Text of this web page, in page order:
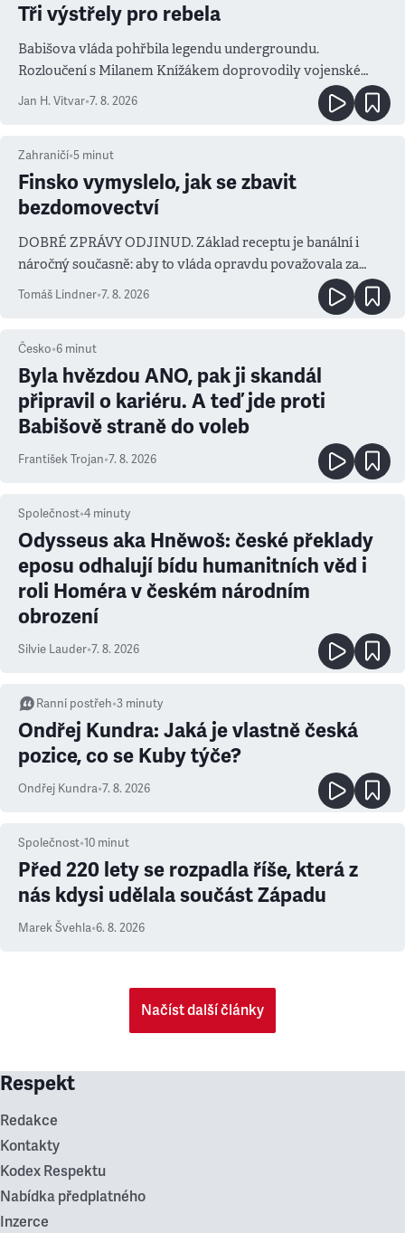
Tři výstřely pro rebela
Babišova vláda pohřbila legendu undergroundu.
Rozloučení s Milanem Knížákem doprovodily vojenské
salvy i kritika pokrokářů
Jan H. Vitvar•7. 8. 2026
Zahraničí•5 minut
Finsko vymyslelo, jak se zbavit
bezdomovectví
DOBRÉ ZPRÁVY ODJINUD. Základ receptu je banální i
náročný současně: aby to vláda opravdu považovala za
prioritu
Tomáš Lindner•7. 8. 2026
Česko•6 minut
Byla hvězdou ANO, pak ji skandál
připravil o kariéru. A teď jde proti
Babišově straně do voleb
František Trojan•7. 8. 2026
Společnost•4 minuty
Odysseus aka Hněwoš: české překlady
eposu odhalují bídu humanitních věd i
roli Homéra v českém národním
obrození
Silvie Lauder•7. 8. 2026
Ranní postřeh•3 minuty
Ondřej Kundra: Jaká je vlastně česká
pozice, co se Kuby týče?
Ondřej Kundra•7. 8. 2026
Společnost•10 minut
Před 220 lety se rozpadla říše, která z
nás kdysi udělala součást Západu
Marek Švehla•6. 8. 2026
Načíst další články
Respekt
Redakce
Kontakty
Kodex Respektu
Nabídka předplatného
Inzerce